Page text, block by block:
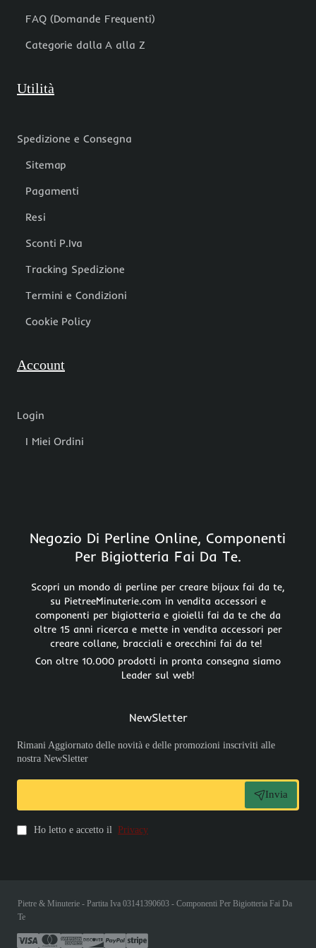
FAQ (Domande Frequenti)
Categorie dalla A alla Z
Utilità
Spedizione e Consegna
Sitemap
Pagamenti
Resi
Sconti P.Iva
Tracking Spedizione
Termini e Condizioni
Cookie Policy
Account
Login
I Miei Ordini
Negozio Di Perline Online, Componenti
Per Bigiotteria Fai Da Te.
Scopri un mondo di perline per creare bijoux fai da te,
su PietreeMinuterie.com in vendita accessori e
componenti per bigiotteria e gioielli fai da te che da
oltre 15 anni ricerca e mette in vendita accessori per
creare collane, bracciali e orecchini fai da te!
Con oltre 10.000 prodotti in pronta consegna siamo
Leader sul web!
NewSletter
Rimani Aggiornato delle novità e delle promozioni inscriviti alle
nostra NewSletter
Invia
Ho letto e accetto il Privacy
Pietre & Minuterie - Partita Iva 03141390603 - Componenti Per Bigiotteria Fai Da
Te